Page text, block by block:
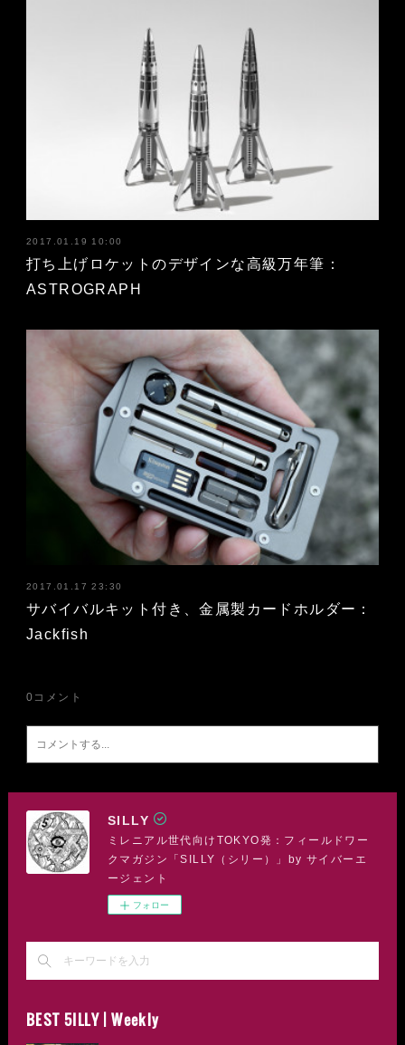
2017.01.19 10:00
打ち上げロケットのデザインな高級万年筆：
ASTROGRAPH
2017.01.17 23:30
サバイバルキット付き、金属製カードホルダー：
Jackfish
0 コメント
SILLY
ミレニアル世代向けTOKYO発：フィールドワー
クマガジン「SILLY（シリー）」by サイバーエ
ージェント
フォロー
BEST 5ILLY | Weekly